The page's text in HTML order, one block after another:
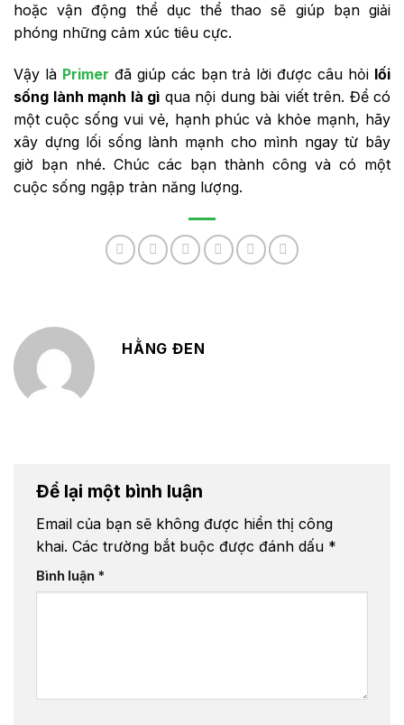
hoặc vận động thể dục thể thao sẽ giúp bạn giải
phóng những cảm xúc tiêu cực.
Vậy là Primer đã giúp các bạn trả lời được câu hỏi lối
sống lành mạnh là gì qua nội dung bài viết trên. Để có
một cuộc sống vui vẻ, hạnh phúc và khỏe mạnh, hãy
xây dựng lối sống lành mạnh cho mình ngay từ bây
giờ bạn nhé. Chúc các bạn thành công và có một
cuộc sống ngập tràn năng lượng.
HẰNG ĐEN
Để lại một bình luận
Email của bạn sẽ không được hiển thị công
khai. Các trường bắt buộc được đánh dấu *
Bình luận *